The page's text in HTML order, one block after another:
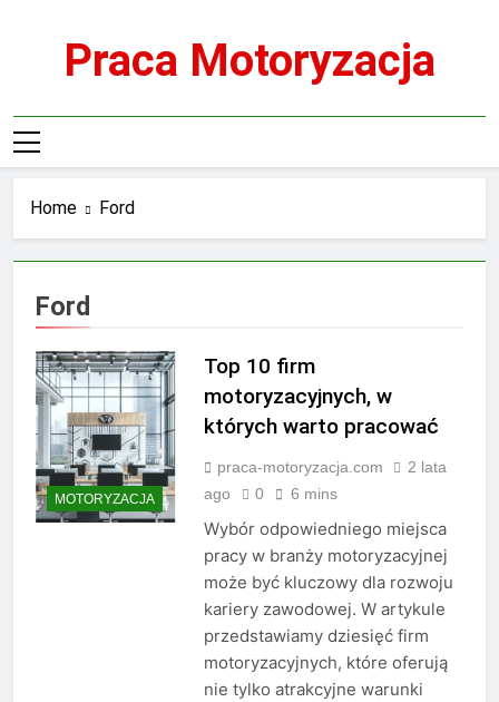
Praca Motoryzacja
Home Ford
Ford
MOTORYZACJA
Top 10 firm
motoryzacyjnych, w
których warto pracować
praca-motoryzacja.com
2 lata
ago
0 6 mins
Wybór odpowiedniego miejsca
pracy w branży motoryzacyjnej
może być kluczowy dla rozwoju
kariery zawodowej. W artykule
przedstawiamy dziesięć firm
motoryzacyjnych, które oferują
nie tylko atrakcyjne warunki